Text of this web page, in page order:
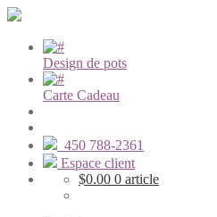
Design de pots
Carte Cadeau
450 788-2361
Espace client
$0.00 0 article